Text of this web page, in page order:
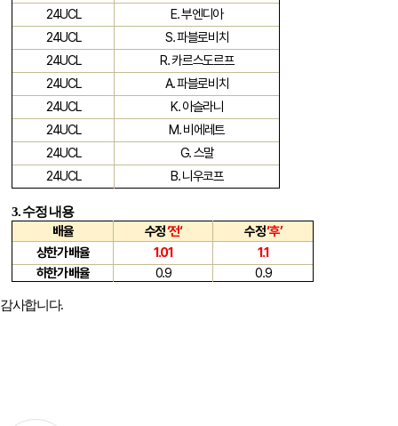
24UCL
E.부엔디아
24UCL
S.파블로비치
24UCL
R.카르스도르프
24UCL
A.파블로비치
24UCL
K.아슬라니
24UCL
M.비에레트
24UCL
G.스말
24UCL
B.니우코프
3.수정 내용
배율 수정‘전‘ 수정‘후’
상한가 배율
1.01
1.1
하한가 배율
0.9 0.9
감사합니다.